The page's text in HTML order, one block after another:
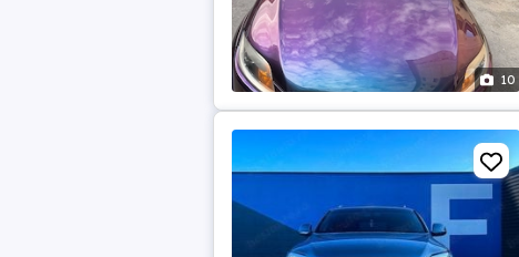
10